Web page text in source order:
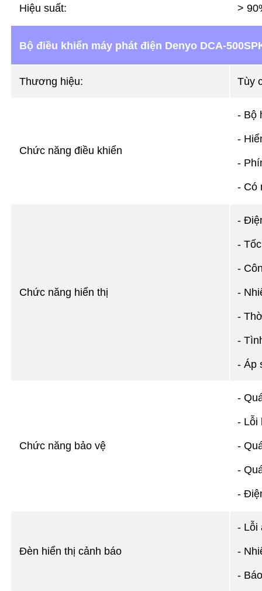
Hiệu suất: >
Bộ điều khiển máy phát điện Denyo DCA-
Thương hiệu: Tùy
Chức năng điều khiển
- Bộ
-
-
- Có
Chức năng hiển thị
-
-
-
-
-
-
- Áp
Chức năng bảo vệ
-
- Lỗi
-
-
-
Đèn hiển thị cảnh báo
- Lỗi
-
-